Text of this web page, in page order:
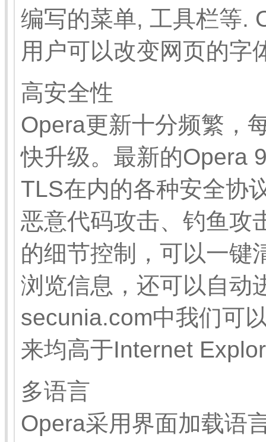
编写的菜单, 工具栏等.
用户可以改变网页的字
高安全性
Opera更新十分频繁，
快升级。最新的Opera
TLS在内的各种安全协
恶意代码攻击、钓鱼攻
的细节控制，可以一键
浏览信息，还可以自动
secunia.com中我们可
来均高于Internet
多语言
Opera采用界面加载语